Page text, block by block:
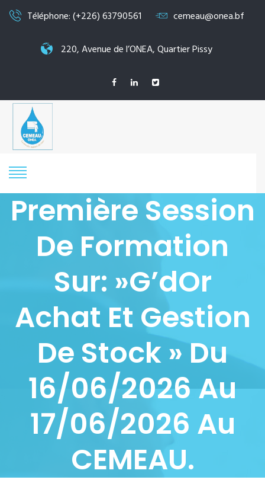
Téléphone: (+226) 63790561 cemeau@onea.bf
220, Avenue de l’ONEA, Quartier Pissy
Première Session
De Formation
Sur: »G’dOr
Achat Et Gestion
De Stock » Du
16/06/2026 Au
17/06/2026 Au
CEMEAU.